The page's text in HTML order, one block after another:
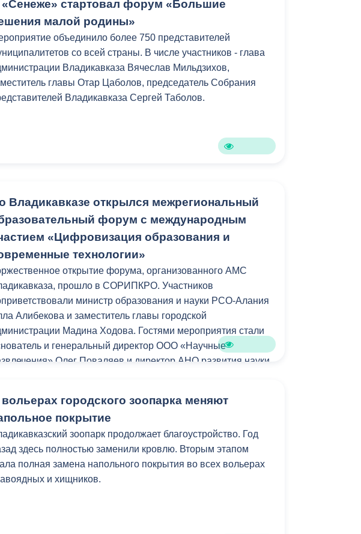
из школ и детских садов Владикавказа.
состоялось в рамках работы межрегионального
форума «Цифровизация образования и
технологии».
стартовал форум «Большие
малой родины»
объединило более 750 представителей
со всей страны. В числе участников - глава
Владикавказа Вячеслав Мильдзихов,
главы Отар Цаболов, председатель Собрания
Владикавказа Сергей Таболов.
Владикавказе открылся межрегиональный
форум с международным
«Цифровизация образования и
технологии»
открытие форума, организованного АМС
прошло в СОРИПКРО. Участников
министр образования и науки РСО-Алания
Алибекова и заместитель главы городской
Мадина Ходова. Гостями мероприятия стали
и генеральный директор ООО «Научные
Олег Поваляев и директор АНО развития науки
к участникам форума, Мадина Ходова отметила,
Владикавказ и республика с 2019 года активно вовлечены
программы и проекты.
становится неотъемлемой частью нашей
Мы постепенно внедряем современные технологии во
городского зоопарка меняют
покрытие
зоопарк продолжает благоустройство. Год
здесь полностью заменили кровлю. Вторым этапом
полная замена напольного покрытия во всех вольерах
и хищников.